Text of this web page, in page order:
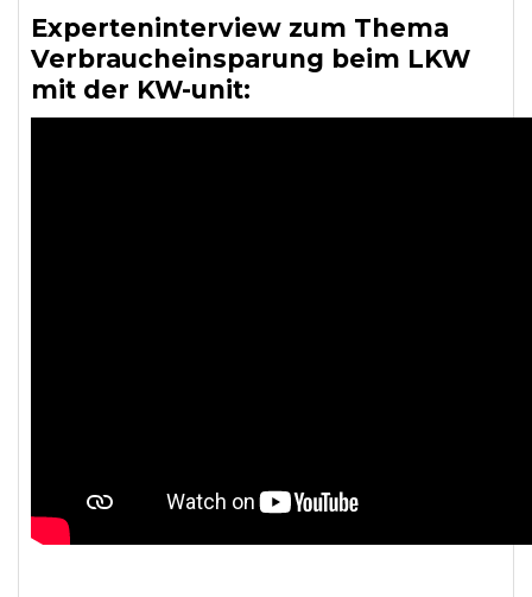
Experteninterview zum Thema
Verbraucheinsparung beim LKW
mit der KW-unit: